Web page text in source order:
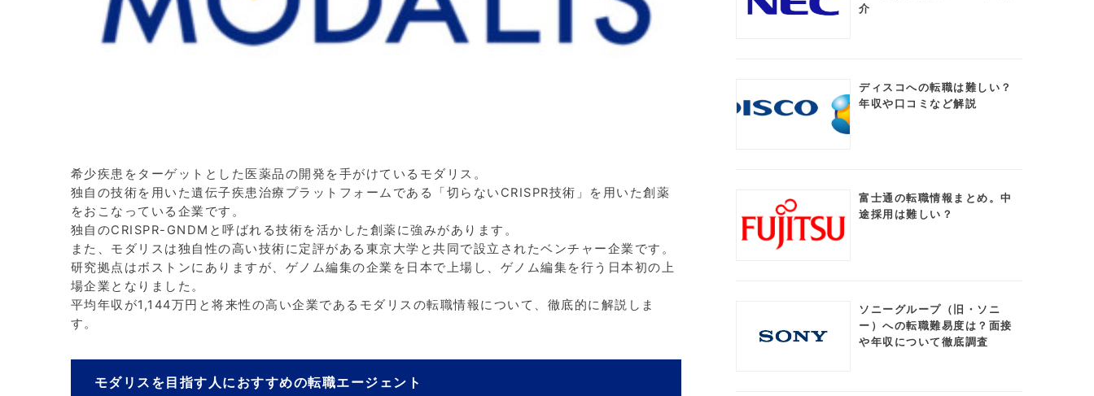
希少疾患をターゲットとした医薬品の開発を手がけているモダリス。
独自の技術を用いた遺伝子疾患治療プラットフォームである「切らないCRISPR技術」を用いた創薬
をおこなっている企業です。
独自のCRISPR-GNDMと呼ばれる技術を活かした創薬に強みがあります。
また、モダリスは独自性の高い技術に定評がある東京大学と共同で設立されたベンチャー企業です。
研究拠点はボストンにありますが、ゲノム編集の企業を日本で上場し、ゲノム編集を行う日本初の上
場企業となりました。
平均年収が1,144万円と将来性の高い企業であるモダリスの転職情報について、徹底的に解説しま
す。
モダリスを目指す人におすすめの転職エージェント
介
ディスコへの転職は難しい？
年収や口コミなど解説
富士通の転職情報まとめ。中
途採用は難しい？
ソニーグループ（旧・ソニ
ー）への転職難易度は？面接
や年収について徹底調査